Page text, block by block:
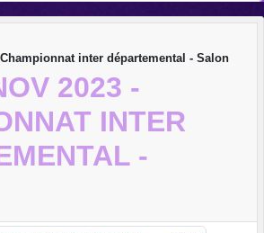
inter départemental - Salon
2023 -
INTER
-